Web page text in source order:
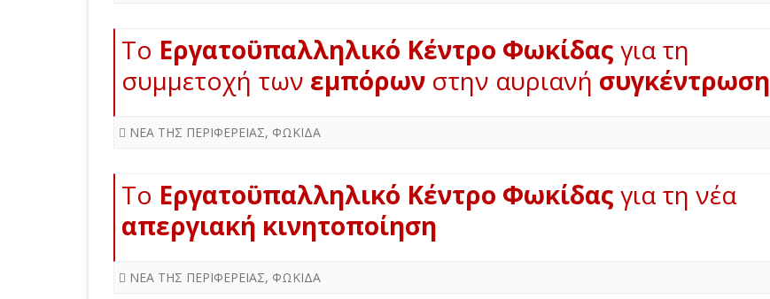
Tο Εργατοϋπαλληλικό Κέντρο Φωκίδας για τη
συμμετοχή των εμπόρων στην αυριανή συγκέντρωση
ΝΕΑ ΤΗΣ ΠΕΡΙΦΕΡΕΙΑΣ, ΦΩΚΙΔΑ
Tο Εργατοϋπαλληλικό Κέντρο Φωκίδας για τη νέα
απεργιακή κινητοποίηση
ΝΕΑ ΤΗΣ ΠΕΡΙΦΕΡΕΙΑΣ, ΦΩΚΙΔΑ